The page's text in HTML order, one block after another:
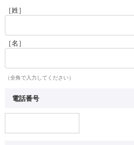
［姓］
［名］
（全角で入力してください）
電話番号